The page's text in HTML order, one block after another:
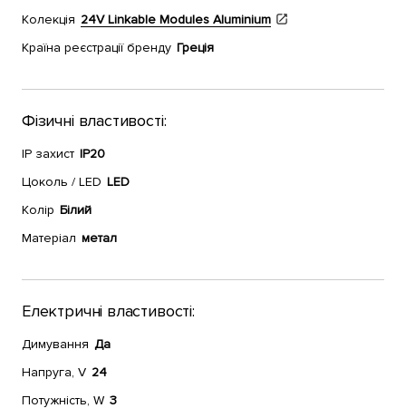
Колекція 24V Linkable Modules Aluminium
Країна реєстрації бренду Греція
Фізичні властивості:
IP захист IP20
Цоколь / LED LED
Колір Білий
Матеріал метал
Електричні властивості:
Димування Да
Напруга, V 24
Потужність, W 3